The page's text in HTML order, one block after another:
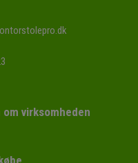
virksomheden